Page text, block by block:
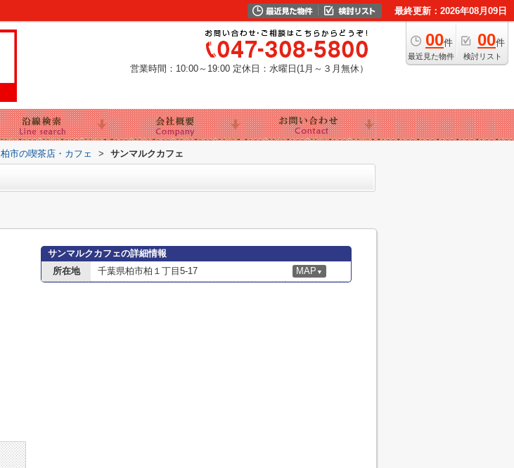
最終更新：2026年08月09日
00件
最近見た物件
00件
検討リスト
営業時間：10:00～19:00 定休日：水曜日(1月～３月無休）
柏市の喫茶店・カフェ > サンマルクカフェ
サンマルクカフェの詳細情報
所在地
千葉県柏市柏１丁目5-17 MAP ▼